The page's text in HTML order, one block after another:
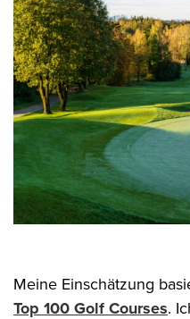
Meine Einschätzung
Top 100 Golf Courses.